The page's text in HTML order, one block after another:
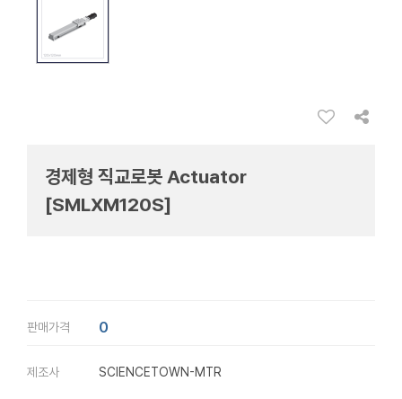
경제형 직교로봇 Actuator
[SMLXM120S]
판매가격 0
제조사 SCIENCETOWN-MTR